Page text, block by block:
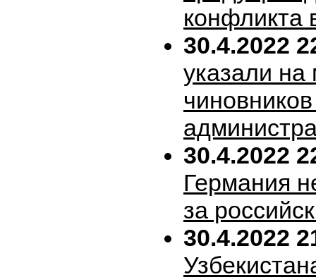
конфликта
30.4.2022
указали на
30.4.2022
Германия
за
30.4.2022